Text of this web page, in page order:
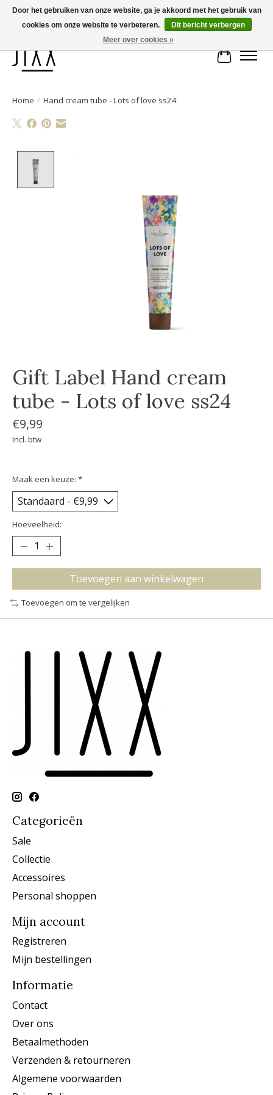
Voor 14.00 uur besteld, vandaag verstuurd | Gratis verzending vanaf € 75
Home / Hand cream tube - Lots of love ss24
Gift Label Hand cream
tube - Lots of love ss24
€9,99
Incl. btw
Maak een keuze: *
Hoeveelheid:
Toevoegen aan winkelwagen
Toevoegen om te vergelijken
Categorieën
Sale
Collectie
Accessoires
Personal shoppen
Mijn account
Registreren
Mijn bestellingen
Informatie
Contact
Over ons
Betaalmethoden
Verzenden & retourneren
Algemene voorwaarden
Door het gebruiken van onze website, ga je akkoord met het gebruik van
cookies om onze website te verbeteren.
Dit bericht verbergen
Meer over cookies »